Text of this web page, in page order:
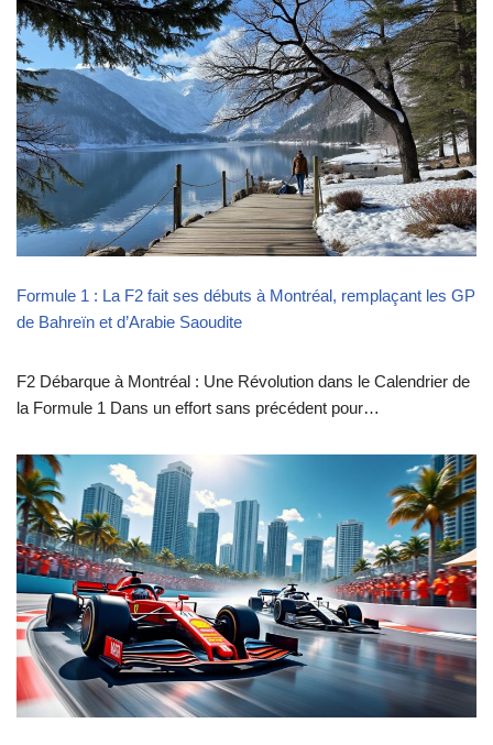
Formule 1 : La F2 fait ses débuts à Montréal, remplaçant les GP
de Bahreïn et d’Arabie Saoudite
F2 Débarque à Montréal : Une Révolution dans le Calendrier de
la Formule 1 Dans un effort sans précédent pour…